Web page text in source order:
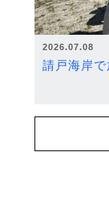
2026.07.08
請戸海岸で